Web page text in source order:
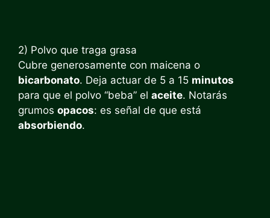
2) Polvo que traga grasa
Cubre generosamente con maicena o
bicarbonato. Deja actuar de 5 a 15 minutos
para que el polvo “beba” el aceite. Notarás
grumos opacos: es señal de que está
absorbiendo.